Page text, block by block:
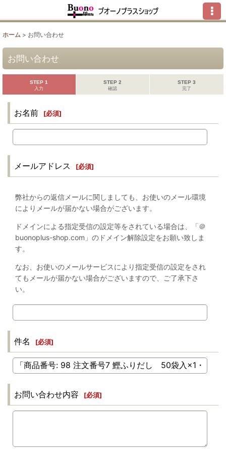
ホーム > お問い合わせ
お問い合わせ
STEP 1
入力
STEP 2
確認
STEP 3
完了
お名前 [必須]
メールアドレス [必須]
弊社からの返信メールに関しましても、お使いのメール環境
によりメールが届かない場合がございます。
ドメインによる指定受信の設定等をされている場合は、「＠
buonoplus-shop.com」のドメイン解除設定をお願い致しま
す。
なお、お使いのメールサービスにより指定受信の設定をされ
てもメールが届かない場合がございますので、ご了承下さ
い。
件名 [必須]
お問い合わせ内容 [必須]